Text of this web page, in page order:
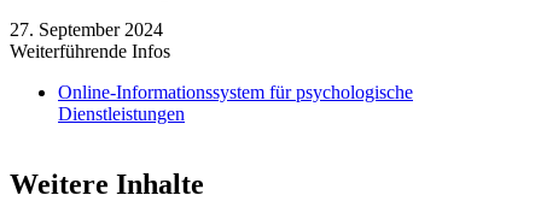
27. September 2024
Weiterführende Infos
Online-Informationssystem für psychologische
Dienstleistungen
Weitere Inhalte